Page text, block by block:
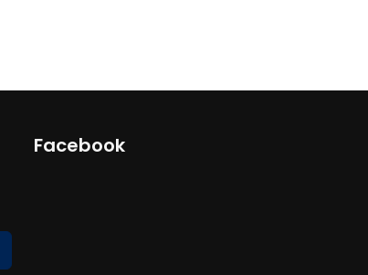
Facebook